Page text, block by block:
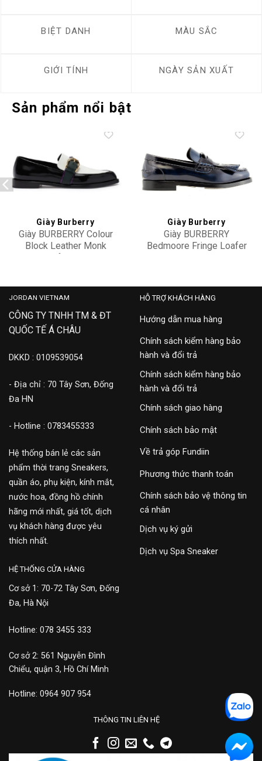
BIỆT DANH MÀU SẮC
GIỚI TÍNH NGÀY SẢN XUẤT
Sản phẩm nổi bật
Add to
wishlist
Giày Burberry
Giày BURBERRY Colour
Block Leather Monk
Strap Loafers 4075729
Add to
wishlist
Giày Burberry
Giày BURBERRY
Bedmoore Fringe Loafer
JORDAN VIETNAM
CÔNG TY TNHH TM & ĐT
QUỐC TẾ Á CHÂU
DKKD : 0109539054
- Địa chỉ : 70 Tây Sơn, Đống
Đa HN
- Hotline : 0783455333
Hệ thống bán lẻ các sản
phẩm thời trang Sneakers,
quần áo, phụ kiện, kính mắt,
nước hoa, đồng hồ chính
hãng mới nhất, giá tốt, dịch
vụ khách hàng được yêu
thích nhất.
HỖ TRỢ KHÁCH HÀNG
Hướng dẫn mua hàng
Chính sách kiểm hàng bảo
hành và đổi trả
Chính sách kiểm hàng bảo
hành và đổi trả
Chính sách giao hàng
Chính sách bảo mật
Về trả góp Fundiin
Phương thức thanh toán
Chính sách bảo vệ thông tin
cá nhân
Dịch vụ ký gửi
Dịch vụ Spa Sneaker
HỆ THỐNG CỬA HÀNG
Cơ sở 1: 70-72 Tây Sơn, Đống
Đa, Hà Nội
Hotline: 078 3455 333
Cơ sở 2: 561 Nguyễn Đình
Chiểu, quận 3, Hồ Chí Minh
Hotline: 0964 907 954
THÔNG TIN LIÊN HỆ